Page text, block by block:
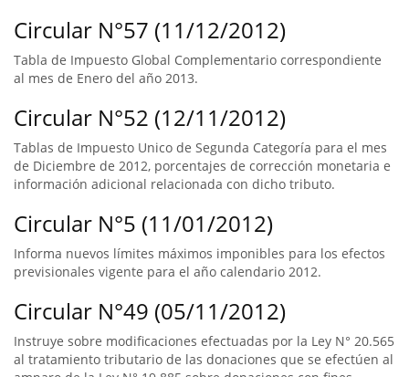
Circular N°57 (11/12/2012)
Tabla de Impuesto Global Complementario correspondiente
al mes de Enero del año 2013.
Circular N°52 (12/11/2012)
Tablas de Impuesto Unico de Segunda Categoría para el mes
de Diciembre de 2012, porcentajes de corrección monetaria e
información adicional relacionada con dicho tributo.
Circular N°5 (11/01/2012)
Informa nuevos límites máximos imponibles para los efectos
previsionales vigente para el año calendario 2012.
Circular N°49 (05/11/2012)
Instruye sobre modificaciones efectuadas por la Ley N° 20.565
al tratamiento tributario de las donaciones que se efectúen al